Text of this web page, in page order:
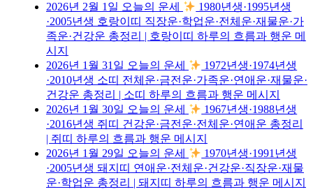
2026년 2월 1일 오늘의 운세
1980년생·1995년생
·2005년생 호랑이띠 직장운·학업운·전체운·재물운·가
족운·건강운 총정리 | 호랑이띠 하루의 흐름과 행운 메
시지
2026년 1월 31일 오늘의 운세
1972년생·1974년생
·2010년생 소띠 전체운·금전운·가족운·연애운·재물운·
건강운 총정리 | 소띠 하루의 흐름과 행운 메시지
2026년 1월 30일 오늘의 운세
1967년생·1988년생
·2016년생 쥐띠 건강운·금전운·전체운·연애운 총정리
| 쥐띠 하루의 흐름과 행운 메시지
2026년 1월 29일 오늘의 운세
1970년생·1991년생
·2005년생 돼지띠 연애운·전체운·건강운·직장운·재물
운·학업운 총정리 | 돼지띠 하루의 흐름과 행운 메시지